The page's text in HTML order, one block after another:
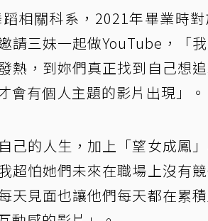
相關科系，2021年畢業時
請三妹一起做YouTube，「
熱，到妳們真正找到自己想
會有個人主題的影片出現」。
己的人生，加上「望女成鳳
超怕她們未來在職場上沒有
天見面也讓他們每天都在累